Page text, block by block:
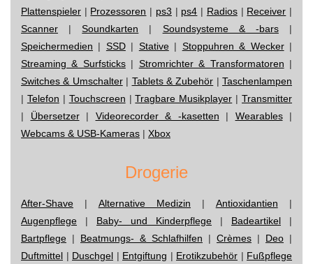
Plattenspieler | Prozessoren | ps3 | ps4 | Radios| Receiver |
Scanner |Soundkarten | Soundsysteme & -bars|
Speichermedien | SSD| Stative| Stoppuhren & Wecker|
Streaming & Surfsticks| Stromrichter & Transformatoren |
Switches & Umschalter| Tablets & Zubehör | Taschenlampen
| Telefon | Touchscreen |Tragbare Musikplayer | Transmitter
| Übersetzer| Videorecorder & -kasetten | Wearables|
Webcams & USB-Kameras | Xbox
Drogerie
After-Shave | Alternative Medizin | Antioxidantien |
Augenpflege | Baby- und Kinderpflege | Badeartikel |
Bartpflege | Beatmungs- & Schlafhilfen | Crèmes | Deo |
Duftmittel | Duschgel | Entgiftung | Erotikzubehör | Fußpflege